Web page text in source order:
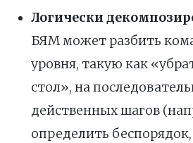
Логически
БЯМ может разбить
уровня, такую как
стол», на
действенных шагов
определить